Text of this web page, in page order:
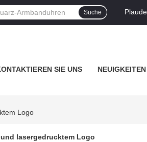
Suche
SIE UNS NEUIGKEITEN
Logo
lasergedrucktem Logo